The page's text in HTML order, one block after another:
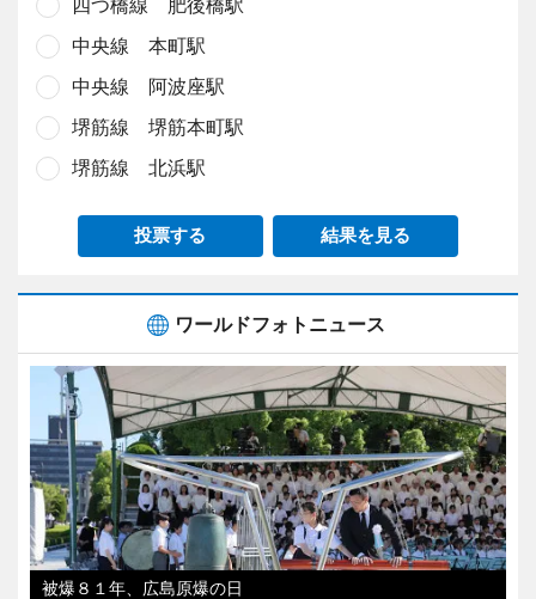
中央線 本町駅
中央線 阿波座駅
堺筋線 堺筋本町駅
堺筋線 北浜駅
投票する 結果を見る
ワールドフォトニュース
被爆８１年、広島原爆の日